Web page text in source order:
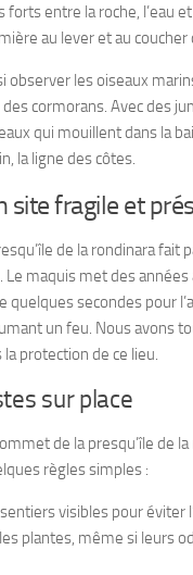
forts entre la roche, l’eau
au lever et au coucher
observer les oiseaux
cormorans. Avec des
qui mouillent dans la
la ligne des côtes.
site fragile et
de la rondinara fait
maquis met des années
quelques secondes pour
un feu. Nous avons
protection de ce lieu.
sur place
de la presqu’île de
règles simples :
visibles pour éviter
plantes, même si leurs